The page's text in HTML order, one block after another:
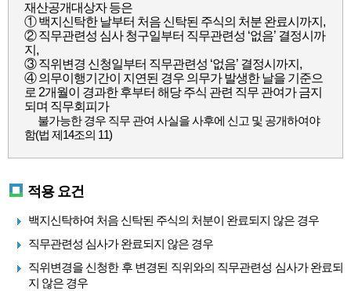
재산공개대상자 등은
① 백지신탁한 날부터 처음 신탁된 주식의 처분 완료시까지,
② 직무관련성 심사 청구일부터 직무관련성 ‘없음’ 결정시까
지,
③ 직위변경 신청일부터 직무관련성 ‘없음’ 결정시까지,
④ 의무이행기간이 지연된 경우 의무가 발생한 날을 기준으
로 2개월이 경과한 후부터 해당 주식 관련 직무 관여가 금지
되며 직무회피가
불가능한 경우 직무 관여 사실을 사후에 신고 및 공개하여야
함(법 제14조의 11)
적용 요건
백지신탁하여 처음 신탁된 주식의 처분이 완료되지 않은 경우
직무관련성 심사가 완료되지 않은 경우
직위변경을 신청한 후 변경된 직위와의 직무관련성 심사가 완료되
지 않은 경우